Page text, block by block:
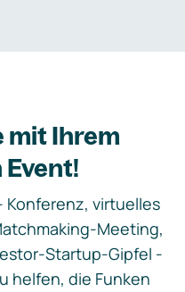
mit Ihrem
Konferenz, virtuelles
Meeting,
Startup-Gipfel -
helfen, die Funken